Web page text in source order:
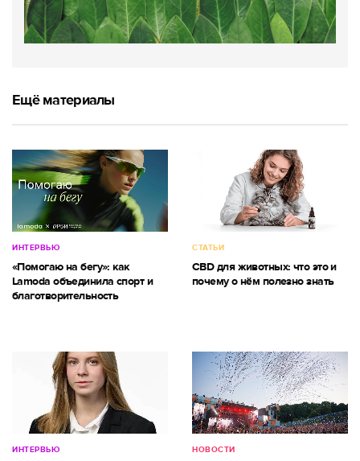
Ещё материалы
ИНТЕРВЬЮ
«Помогаю на бегу»: как
Lamoda объединила спорт и
благотворительность
СТАТЬИ
CBD для животных: что это и
почему о нём полезно знать
ИНТЕРВЬЮ НОВОСТИ